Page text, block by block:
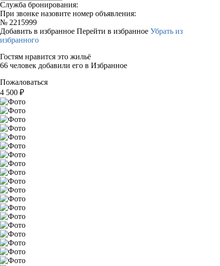
Служба бронирования:
При звонке назовите номер объявления:
№ 2215999
Добавить в избранное Перейти в избранное Убрать из
избранного
Гостям нравится это жильё
66 человек добавили его в Избранное
Пожаловаться
4 500 ₽